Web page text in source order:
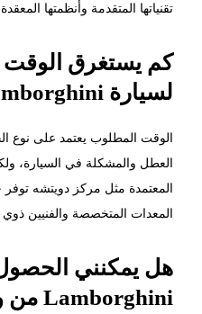
تقنياتها المتقدمة وأنظمتها المعقدة.
كم يستغرق الوقت
لسيارة Lamborghini؟
الوقت المطلوب يعتمد على نوع
المعتمدة مثل مركز دويتشه
المعدات المتخصصة والفنيين ذوي
هل يمكنني
Lamborghini من ورش غير معتمدة؟